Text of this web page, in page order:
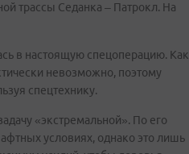
трассы Седанка – Патрокл. На
в настоящую спецоперацию. Как
невозможно, поэтому
спецтехнику.
«экстремальной». По его
условиях, однако это лишь